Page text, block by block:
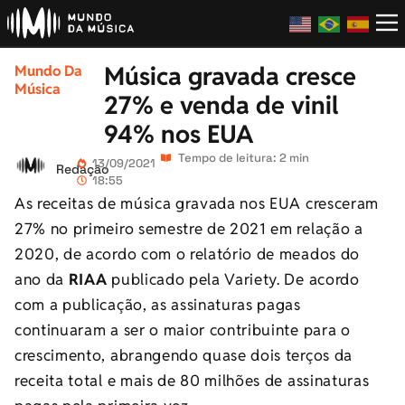
Mundo Da
Música
Música gravada cresce
27% e venda de vinil
94% nos EUA
Redação13/09/2021
18:55
Tempo de leitura: 2 min
As receitas de música gravada nos EUA cresceram
27% no primeiro semestre de 2021 em relação a
2020, de acordo com o relatório de meados do
ano da RIAA publicado pela Variety. De acordo
com a publicação, as assinaturas pagas
continuaram a ser o maior contribuinte para o
crescimento, abrangendo quase dois terços da
receita total e mais de 80 milhões de assinaturas